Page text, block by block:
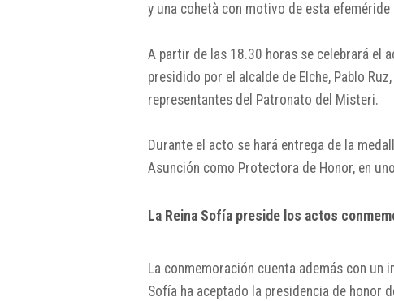
y una cohetà con motivo de esta
A partir de las 18.30 horas se celebrará el
presidido por el alcalde de Elche, Pablo Ruz
representantes del Patronato del Misteri.
Durante el acto se hará entrega de la
Asunción como Protectora de Honor, en
La Reina Sofía preside los actos
La conmemoración cuenta además con
Sofía ha aceptado la presidencia de honor